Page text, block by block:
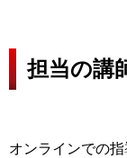
担当の講
オンラインでの